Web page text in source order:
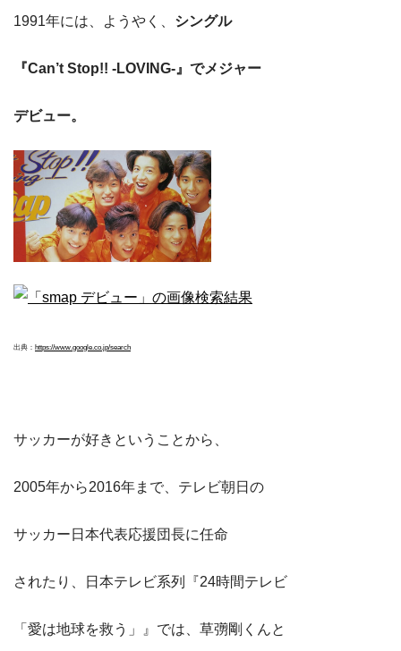
1991年には、ようやく、 シングル
『Can’t Stop!! -LOVING-』でメジャー
デビュー。
出典： https://www.google.co.jp/search
サッカーが好きということから、
2005年から2016年まで、テレビ朝日の
サッカー日本代表応援団長に任命
されたり、日本テレビ系列『24時間テレビ
「愛は地球を救う」』では、草彅剛くんと